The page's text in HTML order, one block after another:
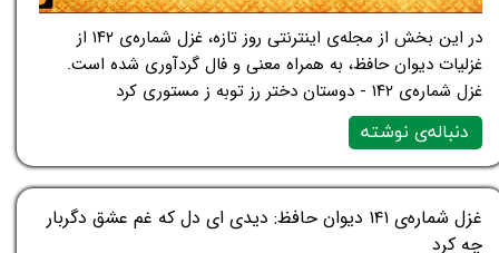
در این بخش از مجله‌ی اینترنتی روز تازه، غزل شماره‌ی ۱۴۲ از
غزلیات دیوان حافظ، به همراه معنی و فال گردآوری شده است.
غزل شماره‌ی ۱۴۲ - دوستان دختر رز توبه ز مستوری کرد
دنباله‌ی نوشته
غزل شماره‌ی ۱۴۱ دیوان حافظ: دیدی ای دل که غم عشق دگربار
چه کرد